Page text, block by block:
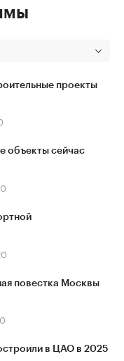
проекты
объекты сейчас
повестка Москвы
в ЦАО в 2025